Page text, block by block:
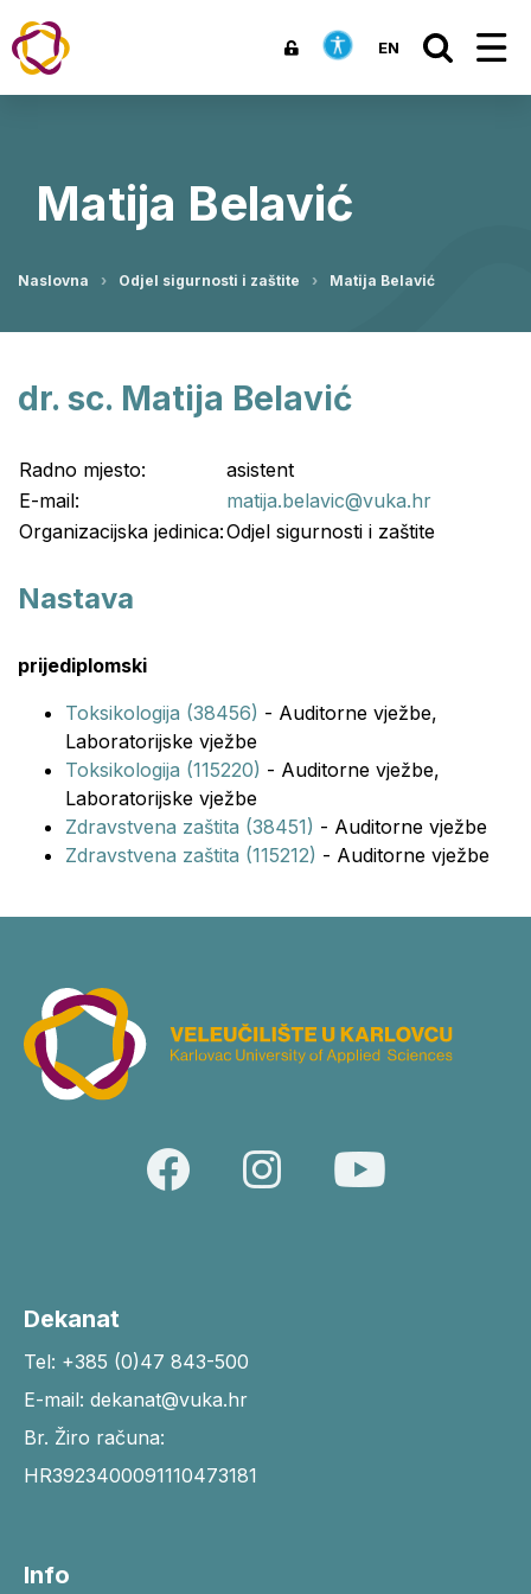
EN
Matija Belavić
Naslovna Odjel sigurnosti i zaštite Matija Belavić
dr. sc. Matija Belavić
Radno mjesto:
asistent
E-mail:
matija.belavic@vuka.hr
Organizacijska jedinica:Odjel sigurnosti i zaštite
Nastava
prijediplomski
Toksikologija (38456) - Auditorne vježbe,
Laboratorijske vježbe
Toksikologija (115220) - Auditorne vježbe,
Laboratorijske vježbe
Zdravstvena zaštita (38451) - Auditorne vježbe
Zdravstvena zaštita (115212) - Auditorne vježbe
Dekanat
Tel: +385 (0)47 843-500
E-mail: dekanat@vuka.hr
Br. Žiro računa:
HR3923400091110473181
Info